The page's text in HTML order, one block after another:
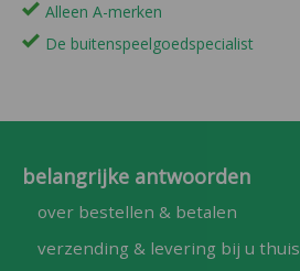
Alleen A-merken
De buitenspeelgoedspecialist
belangrijke antwoorden
over bestellen & betalen
verzending & levering bij u thuis